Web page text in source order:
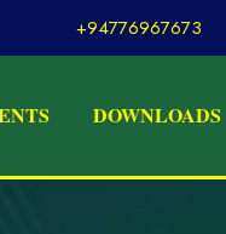
+94776967673
DOWNLOADS